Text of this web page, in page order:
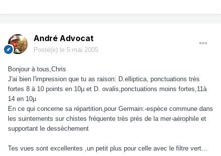
André Advocat
Posté(e) le 5 mai 2005
Bonjour à tous,Chris
J'ai bien l'impression que tu as raison: D.elliptica, ponctuations très
fortes 8 à 10 points en 10µ et D. ovalis,ponctuations moins fortes,11à
14 en 10µ
En ce qui concerne sa répartition,pour Germain:-espèce commune dans
les suintements sur chistes fréquente très près de la mer-aérophile et
supportant le dessèchement
Tes vues sont excellentes ,un petit plus pour celle avec le filtre vert...